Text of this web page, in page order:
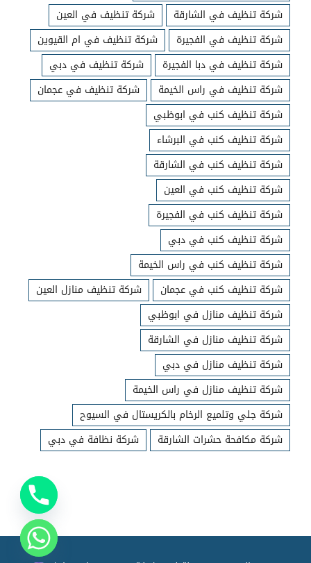
شركة تنظيف في الشارقة
شركة تنظيف في العين
شركة تنظيف في الفجيرة
شركة تنظيف في ام القيوين
شركة تنظيف في دبا الفجيرة
شركة تنظيف في دبي
شركة تنظيف في راس الخيمة
شركة تنظيف في عجمان
شركة تنظيف كنب في ابوظبي
شركة تنظيف كنب في البرشاء
شركة تنظيف كنب في الشارقة
شركة تنظيف كنب في العين
شركة تنظيف كنب في الفجيرة
شركة تنظيف كنب في دبي
شركة تنظيف كنب في راس الخيمة
شركة تنظيف كنب في عجمان
شركة تنظيف منازل العين
شركة تنظيف منازل في ابوظبي
شركة تنظيف منازل في الشارقة
شركة تنظيف منازل في دبي
شركة تنظيف منازل في راس الخيمة
شركة جلي وتلميع الرخام بالكريستال في السيوح
شركة مكافحة حشرات الشارقة
شركة نظافة في دبي